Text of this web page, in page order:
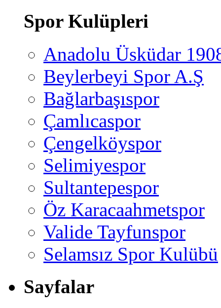
Spor Kulüpleri
Anadolu Üsküdar
Beylerbeyi Spor A.Ş
Bağlarbaşıspor
Çamlıcaspor
Çengelköyspor
Selimiyespor
Sultantepespor
Öz Karacaahmetspor
Valide Tayfunspor
Selamsız Spor Kulübü
Sayfalar